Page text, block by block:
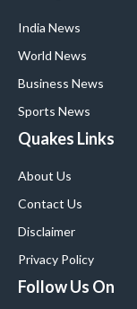
India News
World News
Business News
Sports News
Quakes Links
About Us
Contact Us
Disclaimer
Privacy Policy
Follow Us On